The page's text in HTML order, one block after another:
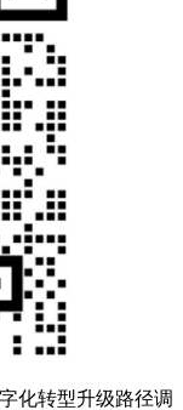
化转型升级路径调